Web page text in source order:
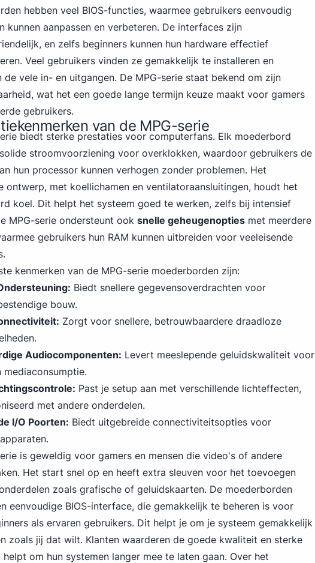
hebben veel BIOS-functies, waarmee gebruikers eenvoudig
kunnen aanpassen en verbeteren. De interfaces zijn
en zelfs beginners kunnen hun hardware effectief
Veel gebruikers vinden ze gemakkelijk te installeren en
de vele in- en uitgangen. De MPG-serie staat bekend om zijn
wat het een goede lange termijn keuze maakt voor gamers
gebruikers.
van de MPG-serie
biedt sterke prestaties voor computerfans. Elk moederbord
stroomvoorziening voor overklokken, waardoor gebruikers de
hun processor kunnen verhogen zonder problemen. Het
ontwerp, met koellichamen en ventilatoraansluitingen, houdt het
koel. Dit helpt het systeem goed te werken, zelfs bij intensief
MPG-serie ondersteunt ook snelle geheugenopties met meerdere
gebruikers hun RAM kunnen uitbreiden voor veeleisende
kenmerken van de MPG-serie moederborden zijn:
Biedt snellere gegevensoverdrachten voor
bouw.
Zorgt voor snellere, betrouwbaardere draadloze
Audiocomponenten: Levert meeslepende geluidskwaliteit voor
mediaconsumptie.
Past je setup aan met verschillende lichteffecten,
met andere onderdelen.
I/O Poorten: Biedt uitgebreide connectiviteitsopties voor
is geweldig voor gamers en mensen die video's of andere
Het start snel op en heeft extra sleuven voor het toevoegen
zoals grafische of geluidskaarten. De moederborden
eenvoudige BIOS-interface, die gemakkelijk te beheren is voor
als ervaren gebruikers. Dit helpt je om je systeem gemakkelijk
zoals jij dat wilt. Klanten waarderen de goede kwaliteit en sterke
helpt om hun systemen langer mee te laten gaan. Over het